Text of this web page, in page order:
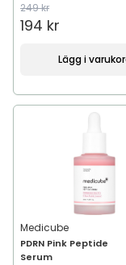
249 kr
194 kr
Lägg i
Medicube
PDRN Pink Peptide
Serum